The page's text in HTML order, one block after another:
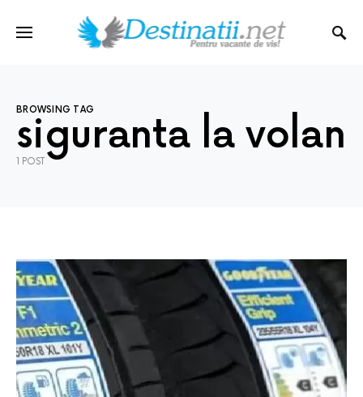
BROWSING TAG
siguranta la volan
1 POST